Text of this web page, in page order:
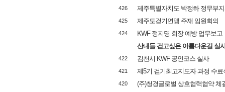
426 제주특별자치도 박정하 정무부
425 제주도걷기연맹 주재 임원회의
424
KWF 정지명 회장 예방 업무보고
산내들 걷고싶은 아름다운길 실
422 김천시 KWF 공인코스 실사
421 제5기 걷기최고지도자 과정 수료
420 (주)청경글로벌 상호협력협약 체